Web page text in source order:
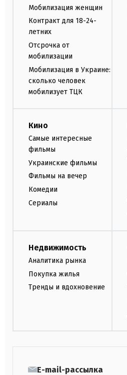
Мобилизация женщин
Контракт для 18-24-
летних
Отсрочка от
мобилизации
Мобилизация в Украине:
сколько человек
мобилизует ТЦК
Кино
Самые интересные
фильмы
Украинские фильмы
Фильмы на вечер
Комедии
Сериалы
Недвижимость
Аналитика рынка
Покупка жилья
Тренды и вдохновение
E-mail-рассылка